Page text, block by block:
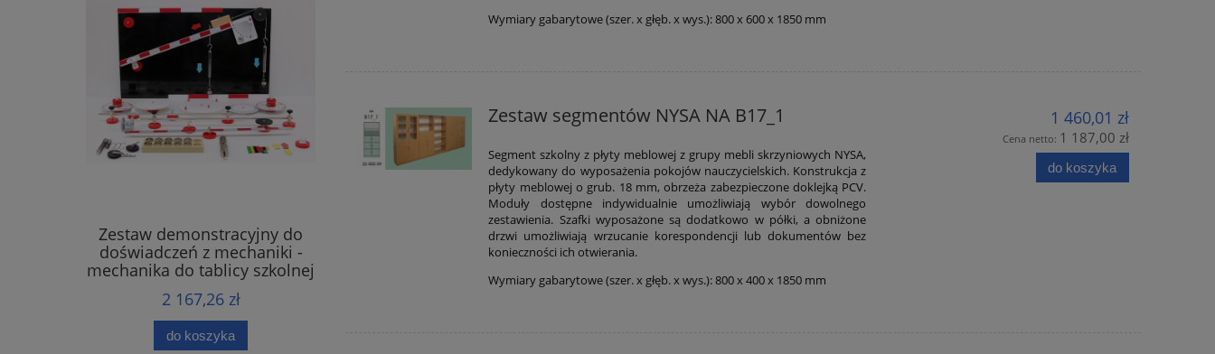
Zestaw demonstracyjny do
doświadczeń z mechaniki -
mechanika do tablicy szkolnej
2 167,26 zł
do koszyka
Wymiary gabarytowe (szer. x głęb. x wys.): 800 x 600 x 1850 mm
Zestaw segmentów NYSA NA B17_1
Segment szkolny z płyty meblowej z grupy mebli skrzyniowych NYSA,
dedykowany do wyposażenia pokojów nauczycielskich. Konstrukcja z
płyty meblowej o grub. 18 mm, obrzeża zabezpieczone doklejką PCV.
Moduły dostępne indywidualnie umożliwiają wybór dowolnego
zestawienia. Szafki wyposażone są dodatkowo w półki, a obniżone
drzwi umożliwiają wrzucanie korespondencji lub dokumentów bez
konieczności ich otwierania.
Wymiary gabarytowe (szer. x głęb. x wys.): 800 x 400 x 1850 mm
1 460,01 zł
Cena netto: 1 187,00 zł
do koszyka